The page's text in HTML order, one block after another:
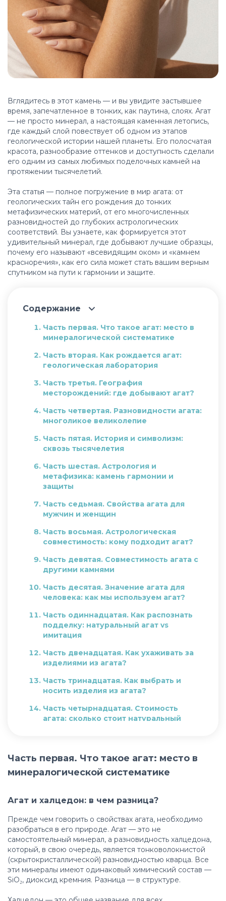
Вглядитесь в этот камень — и вы увидите застывшее
время, запечатленное в тонких, как паутина, слоях. Агат
— не просто минерал, а настоящая каменная летопись,
где каждый слой повествует об одном из этапов
геологической истории нашей планеты. Его полосчатая
красота, разнообразие оттенков и доступность сделали
его одним из самых любимых поделочных камней на
протяжении тысячелетий.
Эта статья — полное погружение в мир агата: от
геологических тайн его рождения до тонких
метафизических материй, от его многочисленных
разновидностей до глубоких астрологических
соответствий. Вы узнаете, как формируется этот
удивительный минерал, где добывают лучшие образцы,
почему его называют «всевидящим оком» и «камнем
красноречия», как его сила может стать вашим верным
спутником на пути к гармонии и защите.
Содержание
Часть первая. Что такое агат: место в
минералогической систематике
Часть вторая. Как рождается агат:
геологическая лаборатория
Часть третья. География
месторождений: где добывают агат?
Часть четвертая. Разновидности агата:
многоликое великолепие
Часть пятая. История и символизм:
сквозь тысячелетия
Часть шестая. Астрология и
метафизика: камень гармонии и
защиты
Часть седьмая. Свойства агата для
мужчин и женщин
Часть восьмая. Астрологическая
совместимость: кому подходит агат?
Часть девятая. Совместимость агата с
другими камнями
Часть десятая. Значение агата для
человека: как мы используем агат?
Часть одиннадцатая. Как распознать
подделку: натуральный агат vs
имитация
Часть двенадцатая. Как ухаживать за
изделиями из агата?
Часть тринадцатая. Как выбрать и
носить изделия из агата?
Часть четырнадцатая. Стоимость
агата: сколько стоит натуральный
Часть первая. Что такое агат: место в
минералогической систематике
Агат и халцедон: в чем разница?
Прежде чем говорить о свойствах агата, необходимо
разобраться в его природе. Агат — это не
самостоятельный минерал, а разновидность халцедона,
который, в свою очередь, является тонковолокнистой
(скрытокристаллической) разновидностью кварца. Все
эти минералы имеют одинаковый химический состав —
SiO₂, диоксид кремния. Разница — в структуре.